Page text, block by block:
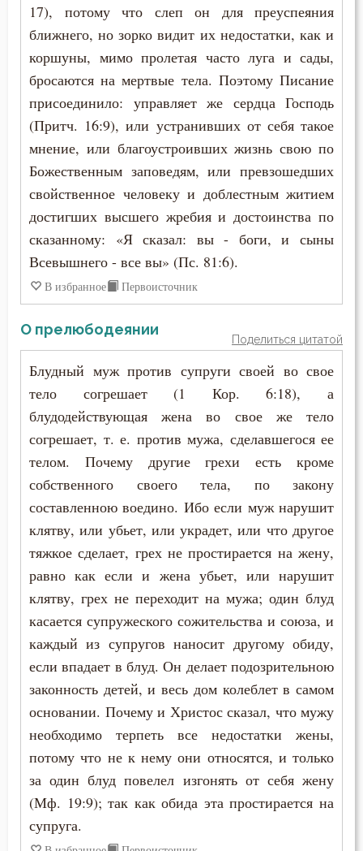
Жизнь вечная
Забота
Зависть
Закон Божий
Здоровье
Зло
Знание
Искушение
Исправление
Истина
Клятва
Красота
Крест
Крещение
Лень
Лицемерие
Ложь
Лукавство
Любовь
Любовь к Богу
Исаак Сирин Ниневийский
Исидор Пелусиот
Иустин (Попович)
Иустин Философ
Киприан Карфагенский
Кирилл Александрийский
Климент Римский
Лев Оптинский (Наголкин)
Лука (Войно-Ясенецкий)
Макарий Оптинский (Иванов)
Максим Исповедник
Марк Подвижник
Мефодий Олимпийский
Моисей Оптинский (Путилов)
Нектарий Оптинский (Тихонов)
17), потому что слеп он для преуспеяния
ближнего, но зорко видит их недостатки, как и
коршуны, мимо пролетая часто луга и сады,
бросаются на мертвые тела. Поэтому Писание
присоединило: управляет же сердца Господь
(Притч. 16:9), или устранивших от себя такое
мнение, или благоустроивших жизнь свою по
Божественным заповедям, или превзошедших
свойственное человеку и доблестным житием
достигших высшего жребия и достоинства по
сказанному: «Я сказал: вы - боги, и сыны
Всевышнего - все вы» (Пс. 81:6).
В избранное Первоисточник
О прелюбодеянии
Поделиться цитатой
Блудный муж против супруги своей во свое
тело согрешает (1 Кор. 6:18), а
блудодействующая жена во свое же тело
согрешает, т. е. против мужа, сделавшегося ее
телом. Почему другие грехи есть кроме
собственного своего тела, по закону
составленною воедино. Ибо если муж нарушит
клятву, или убьет, или украдет, или что другое
тяжкое сделает, грех не простирается на жену,
равно как если и жена убьет, или нарушит
клятву, грех не переходит на мужа; один блуд
касается супружеского сожительства и союза, и
каждый из супругов наносит другому обиду,
если впадает в блуд. Он делает подозрительною
законность детей, и весь дом колеблет в самом
основании. Почему и Христос сказал, что мужу
необходимо терпеть все недостатки жены,
потому что не к нему они относятся, и только
за один блуд повелел изгонять от себя жену
(Мф. 19:9); так как обида эта простирается на
супруга.